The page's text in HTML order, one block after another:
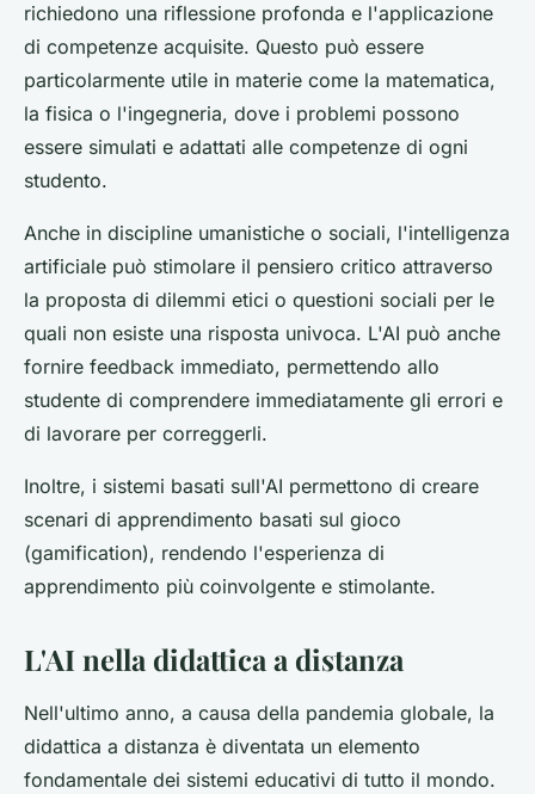
richiedono una riflessione profonda e l'applicazione
di competenze acquisite. Questo può essere
particolarmente utile in materie come la matematica,
la fisica o l'ingegneria, dove i problemi possono
essere simulati e adattati alle competenze di ogni
studento.
Anche in discipline umanistiche o sociali, l'intelligenza
artificiale può stimolare il pensiero critico attraverso
la proposta di dilemmi etici o questioni sociali per le
quali non esiste una risposta univoca. L'AI può anche
fornire feedback immediato, permettendo allo
studente di comprendere immediatamente gli errori e
di lavorare per correggerli.
Inoltre, i sistemi basati sull'AI permettono di creare
scenari di apprendimento basati sul gioco
(gamification), rendendo l'esperienza di
apprendimento più coinvolgente e stimolante.
L'AI nella didattica a distanza
Nell'ultimo anno, a causa della pandemia globale, la
didattica a distanza è diventata un elemento
fondamentale dei sistemi educativi di tutto il mondo.